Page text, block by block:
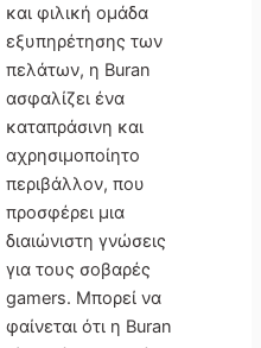
και φιλική ομάδα
εξυπηρέτησης των
πελάτων, η Buran
ασφαλίζει ένα
καταπράσινη και
αχρησιμοποίητο
περιβάλλον, που
προσφέρει μια
διαιώνιστη γνώσεις
για τους σοβαρές
gamers. Μπορεί να
φαίνεται ότι η Buran